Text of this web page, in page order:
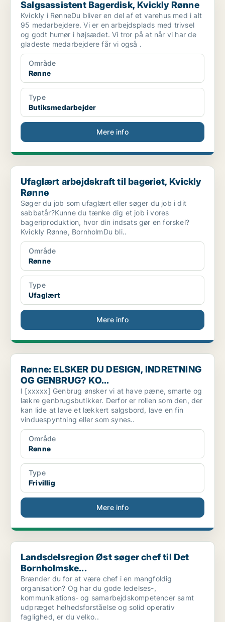
Salgsassistent Bagerdisk, Kvickly Rønne
Kvickly i RønneDu bliver en del af et varehus med i alt
95 medarbejdere. Vi er en arbejdsplads med trivsel
og godt humør i højsædet. Vi tror på at når vi har de
gladeste medarbejdere får vi også .
Område
Rønne
Type
Butiksmedarbejder
Mere info
Ufaglært arbejdskraft til bageriet, Kvickly Rønne
Ufaglært arbejdskraft til bageriet, Kvickly
Rønne
Søger du job som ufaglært eller søger du job i dit
sabbatår?Kunne du tænke dig et job i vores
bageriproduktion, hvor din indsats gør en forskel?
Kvickly Rønne, BornholmDu bli..
Område
Rønne
Type
Ufaglært
Mere info
Rønne: ELSKER DU DESIGN, INDRETNING OG GENBRUG? KO...
Rønne: ELSKER DU DESIGN, INDRETNING
OG GENBRUG? KO...
I [xxxxx] Genbrug ønsker vi at have pæne, smarte og
lækre genbrugsbutikker. Derfor er rollen som den, der
kan lide at lave et lækkert salgsbord, lave en fin
vinduespyntning eller som synes..
Område
Rønne
Type
Frivillig
Mere info
Landsdelsregion Øst søger chef til Det Bornholmske...
Landsdelsregion Øst søger chef til Det
Bornholmske...
Brænder du for at være chef i en mangfoldig
organisation? Og har du gode ledelses-,
kommunikations- og samarbejdskompetencer samt
udpræget helhedsforståelse og solid operativ
faglighed, er du velko..